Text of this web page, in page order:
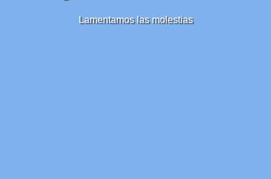
Lamentamos las molestias